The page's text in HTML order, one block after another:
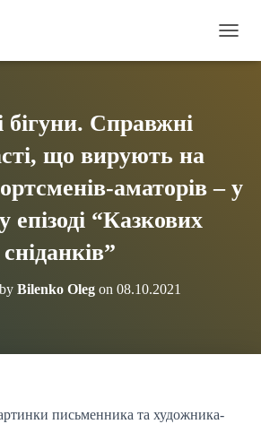
Е
И
бігуни. Справжні
що вирують на
аматорів – у
епізоді “Казкових
сніданків”
Bilenko Olegon 08.10.2021
письменника та художника-